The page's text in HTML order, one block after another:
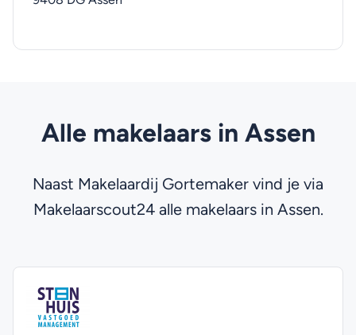
Alle makelaars in Assen
Naast Makelaardij Gortemaker vind je via
Makelaarscout24 alle makelaars in Assen.